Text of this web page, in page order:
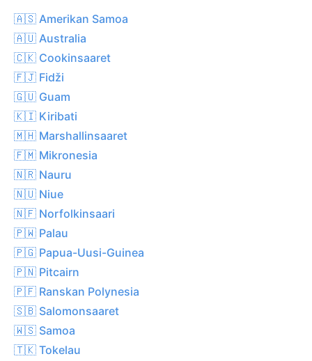
🇦🇸 Amerikan Samoa
🇦🇺 Australia
🇨🇰 Cookinsaaret
🇫🇯 Fidži
🇬🇺 Guam
🇰🇮 Kiribati
🇲🇭 Marshallinsaaret
🇫🇲 Mikronesia
🇳🇷 Nauru
🇳🇺 Niue
🇳🇫 Norfolkinsaari
🇵🇼 Palau
🇵🇬 Papua-Uusi-Guinea
🇵🇳 Pitcairn
🇵🇫 Ranskan Polynesia
🇸🇧 Salomonsaaret
🇼🇸 Samoa
🇹🇰 Tokelau